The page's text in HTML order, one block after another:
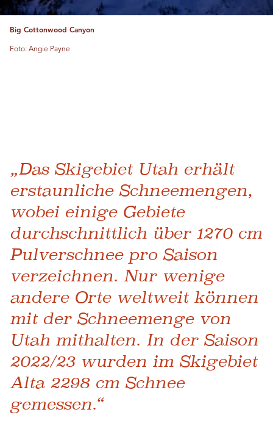
Big Cottonwood Canyon
Foto: Angie Payne
„Das Skigebiet Utah erhält
erstaunliche Schneemengen,
wobei einige Gebiete
durchschnittlich über 1270 cm
Pulverschnee pro Saison
verzeichnen. Nur wenige
andere Orte weltweit können
mit der Schneemenge von
Utah mithalten. In der Saison
2022/23 wurden im Skigebiet
Alta 2298 cm Schnee
gemessen.“